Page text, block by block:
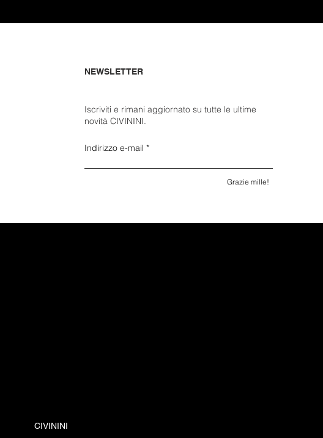
NEWSLETTER
Iscriviti e rimani aggiornato su tutte le ultime
novità CIVININI.
Indirizzo e-mail
Grazie mille!
CIVININI